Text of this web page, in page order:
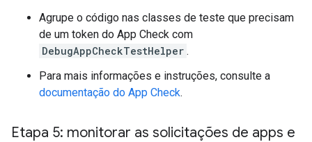
Agrupe o código nas classes de teste que precisam
de um token do App Check com
DebugAppCheckTestHelper .
Para mais informações e instruções, consulte a
documentação do App Check.
Etapa 5: monitorar as solicitações de apps e